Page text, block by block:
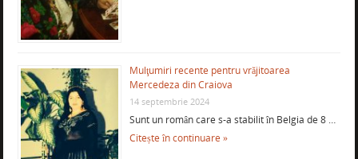
Mulţumiri recente pentru vrăjitoarea
Mercedeza din Craiova
14 septembrie 2024
Sunt un român care s-a stabilit în Belgia de 8 …
Citește în continuare »